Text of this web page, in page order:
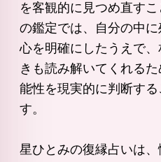
を客観的に見つめ直す
の鑑定では、自分の中
心を明確にしたうえで
きも読み解いてくれる
能性を現実的に判断する
す。
星ひとみの復縁占いは